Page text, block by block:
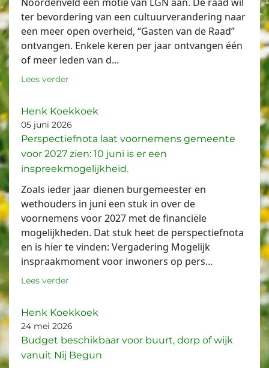
ter bevordering van een cultuurverandering naar
een meer open overheid, “Gasten van de Raad”
ontvangen. Enkele keren per jaar ontvangen één
of meer leden van d...
Lees verder
Henk Koekkoek
05 juni 2026
Perspectiefnota laat voornemens gemeente
voor 2027 zien: 10 juni is er een
inspreekmogelijkheid.
Zoals ieder jaar dienen burgemeester en
wethouders in juni een stuk in over de
voornemens voor 2027 met de financiële
mogelijkheden. Dat stuk heet de perspectiefnota
en is hier te vinden: Vergadering Mogelijk
inspraakmoment voor inwoners op pers...
Lees verder
Henk Koekkoek
24 mei 2026
Budget beschikbaar voor buurt, dorp of wijk
vanuit Nij Begun